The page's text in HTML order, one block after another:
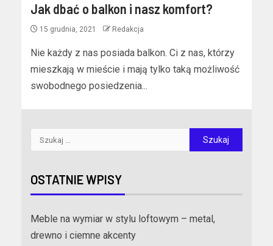
Jak dbać o balkon i nasz komfort?
15 grudnia, 2021 Redakcja
Nie każdy z nas posiada balkon. Ci z nas, którzy
mieszkają w mieście i mają tylko taką możliwość
swobodnego posiedzenia...
OSTATNIE WPISY
Meble na wymiar w stylu loftowym – metal,
drewno i ciemne akcenty